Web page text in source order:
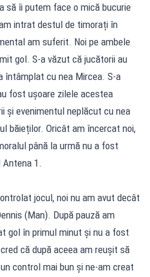
să îi putem face o mică bucurie
intrat destul de timorați în
am suferit. Noi pe ambele
gol. S-a văzut că jucătorii au
cu nea Mircea. S-a
fost ușoare zilele acestea
și evenimentul neplăcut cu nea
băieților. Oricât am încercat noi,
până la urmă nu a fost
Antena 1.
jocul, noi nu am avut decât
(Man). După pauză am
gol în primul minut și nu a fost
că după aceea am reușit să
control mai bun și ne-am creat